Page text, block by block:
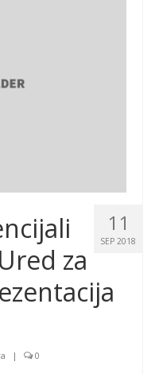
11
SEP 2018
za
| 0